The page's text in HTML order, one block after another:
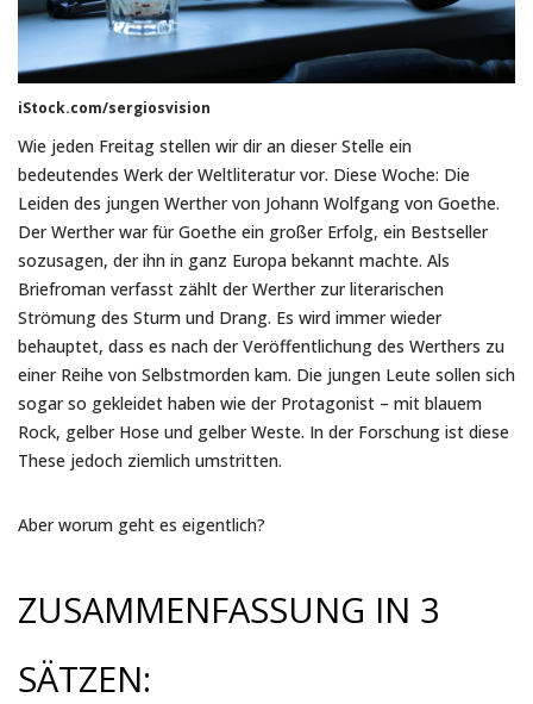
iStock.com/sergiosvision
Wie jeden Freitag stellen wir dir an dieser Stelle ein
bedeutendes Werk der Weltliteratur vor. Diese Woche: Die
Leiden des jungen Werther von Johann Wolfgang von Goethe.
Der Werther war für Goethe ein großer Erfolg, ein Bestseller
sozusagen, der ihn in ganz Europa bekannt machte. Als
Briefroman verfasst zählt der Werther zur literarischen
Strömung des Sturm und Drang. Es wird immer wieder
behauptet, dass es nach der Veröffentlichung des Werthers zu
einer Reihe von Selbstmorden kam. Die jungen Leute sollen sich
sogar so gekleidet haben wie der Protagonist – mit blauem
Rock, gelber Hose und gelber Weste. In der Forschung ist diese
These jedoch ziemlich umstritten.
Aber worum geht es eigentlich?
ZUSAMMENFASSUNG IN 3
SÄTZEN: